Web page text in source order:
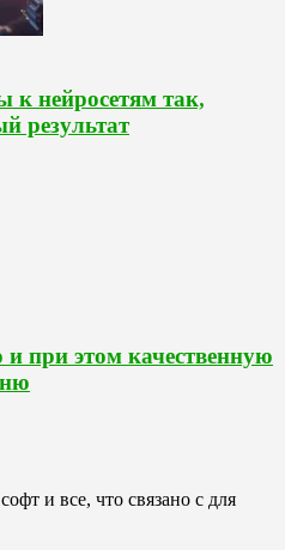
к нейросетям так,
результат
при этом качественную
и все, что связано с для